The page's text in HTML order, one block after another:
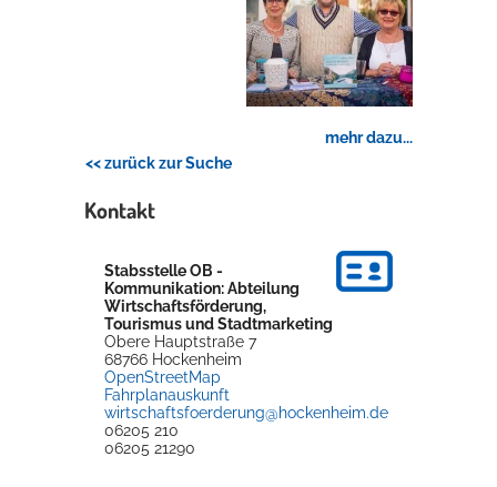
Service
Konzerte, Tagungen und vieles mehr
Die Stadthalle Hockenheim bietet den perfekten Standort für Events
mehr dazu...
<< zurück zur Suche
Kontakt
Stabsstelle OB -
Kommunikation: Abteilung
Wirtschaftsförderung,
Tourismus und Stadtmarketing
Obere Hauptstraße 7
68766 Hockenheim
OpenStreetMap
Fahrplanauskunft
wirtschaftsfoerderung@hockenheim.de
06205 210
06205 21290